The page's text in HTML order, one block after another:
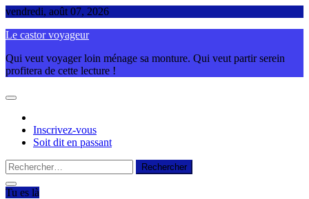
Skip
content
vendredi, août 07, 2026
Le castor voyageur
Qui veut voyager loin ménage sa monture. Qui veut partir serein
profitera de cette lecture !
Inscrivez-vous
Soit dit en passant
Rechercher :
Tu es là